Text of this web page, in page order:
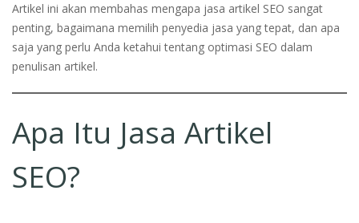
Artikel ini akan membahas mengapa jasa artikel SEO sangat
penting, bagaimana memilih penyedia jasa yang tepat, dan apa
saja yang perlu Anda ketahui tentang optimasi SEO dalam
penulisan artikel.
Apa Itu Jasa Artikel
SEO?